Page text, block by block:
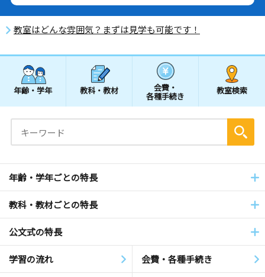
教室はどんな雰囲気？まずは見学も可能です！
年齢・学年 教科・教材 会費・
各種手続き
教室検索
年齢・学年ごとの特長
教科・教材ごとの特長
公文式の特長
学習の流れ 会費・各種手続き